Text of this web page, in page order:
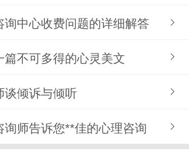
询中心收费问题的详细解答
篇不可多得的心灵美文
谈倾诉与倾听
询师告诉您**佳的心理咨询